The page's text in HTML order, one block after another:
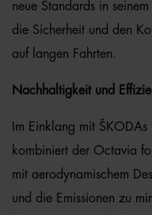
neue Standards in
die Sicherheit und den
auf langen Fahrten.
Nachhaltigkeit und
Im Einklang mit
kombiniert der Octavia
mit aerodynamischem
und die Emissionen zu